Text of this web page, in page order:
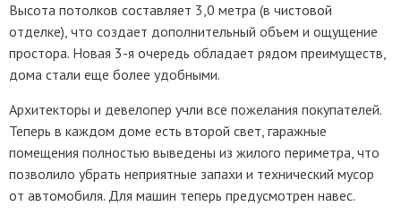
Высота потолков составляет 3,0 метра (в чистовой
отделке), что создает дополнительный объем и ощущение
простора. Новая 3-я очередь обладает рядом преимуществ,
дома стали еще более удобными.
Архитекторы и девелопер учли все пожелания покупателей.
Теперь в каждом доме есть второй свет, гаражные
помещения полностью выведены из жилого периметра, что
позволило убрать неприятные запахи и технический мусор
от автомобиля. Для машин теперь предусмотрен навес.